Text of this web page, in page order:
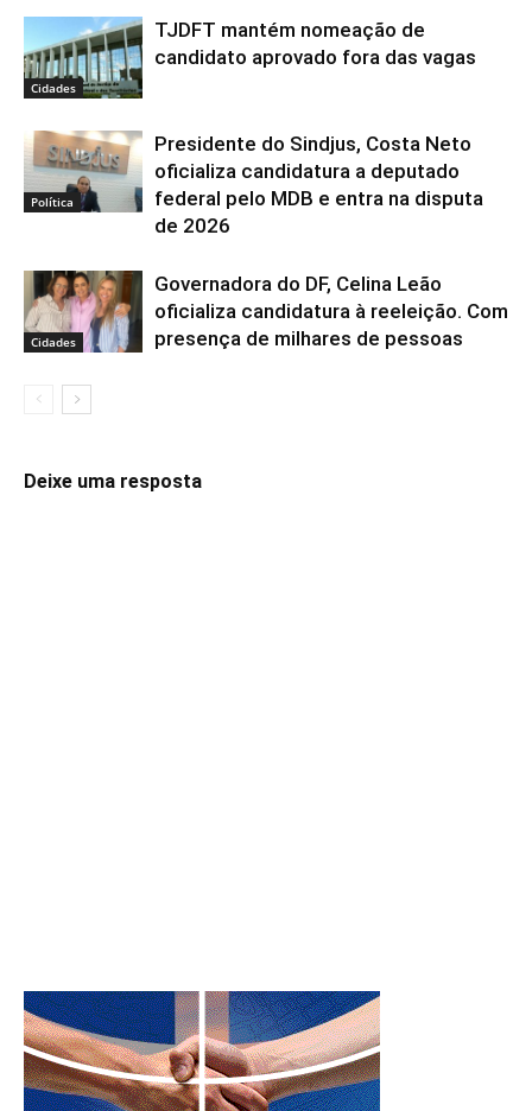
Cidades
TJDFT mantém nomeação de
candidato aprovado fora das vagas
Política
Presidente do Sindjus, Costa Neto
oficializa candidatura a deputado
federal pelo MDB e entra na disputa
de 2026
Cidades
Governadora do DF, Celina Leão
oficializa candidatura à reeleição. Com
presença de milhares de pessoas
Deixe uma resposta